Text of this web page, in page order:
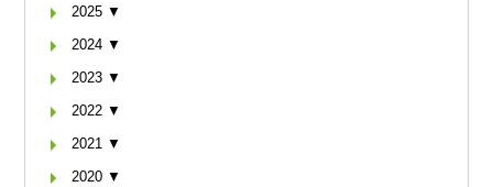
2025 ▼
2024 ▼
2023 ▼
2022 ▼
2021 ▼
2020 ▼